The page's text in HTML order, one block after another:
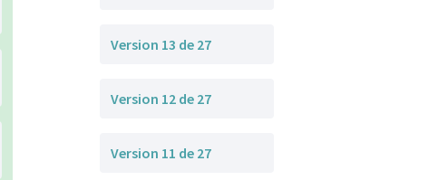
Version 13 de 27
Version 12 de 27
Version 11 de 27